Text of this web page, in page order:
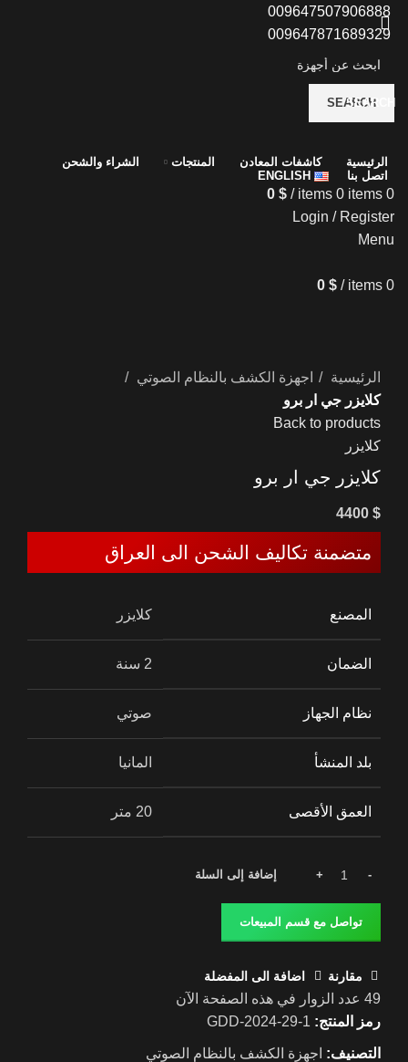
009647507906888
009647871689329
SEARCH
الرئيسية كاشفات المعادن المنتجات
الشراء والشحن
اتصل بنا
ENGLISH
0
items 0 items
/
0 $
Login / Register
Menu
0
items
/
0 $
الرئيسية
اجهزة الكشف بالنظام الصوتي
كلايزر جي ار برو
Back to products
كلايزر
كلايزر جي ار برو
4400 $
متضمنة تكاليف الشحن الى العراق
المصنع كلايزر
الضمان 2 سنة
نظام الجهاز صوتي
بلد المنشأ المانيا
العمق الأقصى 20 متر
إضافة إلى السلة
تواصل مع قسم المبيعات
مقارنة اضافة الى المفضلة
49 عدد الزوار في هذه الصفحة الآن
رمز المنتج: GDD-2024-29-1
التصنيف: اجهزة الكشف بالنظام الصوتي
SEARCH